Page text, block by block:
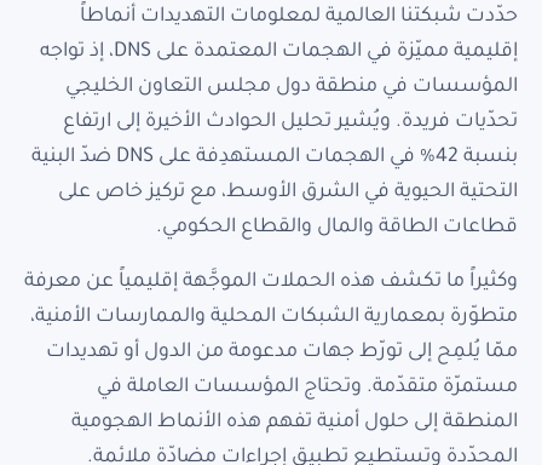
حدّدت شبكتنا العالمية لمعلومات التهديدات أنماطاً
إقليمية مميّزة في الهجمات المعتمدة على DNS، إذ تواجه
المؤسسات في منطقة دول مجلس التعاون الخليجي
تحدّيات فريدة. ويُشير تحليل الحوادث الأخيرة إلى ارتفاع
بنسبة 42% في الهجمات المستهدِفة على DNS ضدّ البنية
التحتية الحيوية في الشرق الأوسط، مع تركيز خاص على
قطاعات الطاقة والمال والقطاع الحكومي.
وكثيراً ما تكشف هذه الحملات الموجَّهة إقليمياً عن معرفة
متطوّرة بمعمارية الشبكات المحلية والممارسات الأمنية،
ممّا يُلمِح إلى تورّط جهات مدعومة من الدول أو تهديدات
مستمرّة متقدّمة. وتحتاج المؤسسات العاملة في
المنطقة إلى حلول أمنية تفهم هذه الأنماط الهجومية
المحدّدة وتستطيع تطبيق إجراءات مضادّة ملائمة.